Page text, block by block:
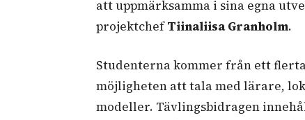
att uppmärksamma i sina egna
projektchefTiinaliisa Granholm.
Studenterna kommer från ett
möjligheten att tala med lärare,
modeller. Tävlingsbidragen